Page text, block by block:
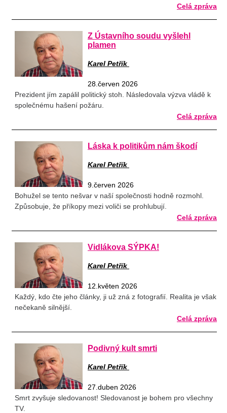
Celá zpráva
Z Ústavního soudu vyšlehl
plamen
Karel Petřík
28.červen 2026
Prezident jím zapálil politický stoh. Následovala výzva vládě k
společnému hašení požáru.
Celá zpráva
Láska k politikům nám škodí
Karel Petřík
9.červen 2026
Bohužel se tento nešvar v naší společnosti hodně rozmohl.
Způsobuje, že příkopy mezi voliči se prohlubují.
Celá zpráva
Vidlákova SÝPKA!
Karel Petřík
12.květen 2026
Každý, kdo čte jeho články, ji už zná z fotografií. Realita je však
nečekaně silnější.
Celá zpráva
Podivný kult smrti
Karel Petřík
27.duben 2026
Smrt zvyšuje sledovanost! Sledovanost je bohem pro všechny
TV.